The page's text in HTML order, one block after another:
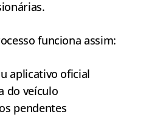
funciona assim:
aplicativo oficial
do veículo
pendentes